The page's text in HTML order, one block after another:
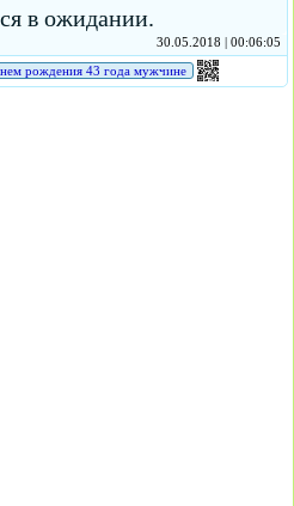
в ожидании.
30.05.2018 | 00:06:05
рождения 43 года мужчине